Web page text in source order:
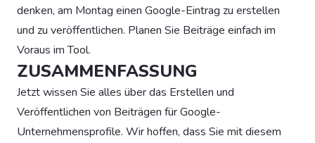
denken, am Montag einen Google-Eintrag zu erstellen
und zu veröffentlichen. Planen Sie Beiträge einfach im
Voraus im Tool.
ZUSAMMENFASSUNG
Jetzt wissen Sie alles über das Erstellen und
Veröffentlichen von Beiträgen für Google-
Unternehmensprofile. Wir hoffen, dass Sie mit diesem